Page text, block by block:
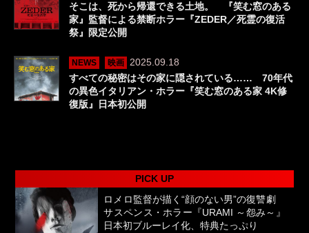
そこは、死から帰還できる土地。 『笑む窓のある
家』監督による禁断ホラー『ZEDER／死霊の復活
祭』限定公開
NEWS 映画
2025.09.18
すべての秘密はその家に隠されている…… 70年代
の異色イタリアン・ホラー『笑む窓のある家 4K修
復版』日本初公開
PICK UP
ロメロ監督が描く“顔のない男”の復讐劇
サスペンス・ホラー『URAMI ～怨み～』
日本初ブルーレイ化、特典たっぷり